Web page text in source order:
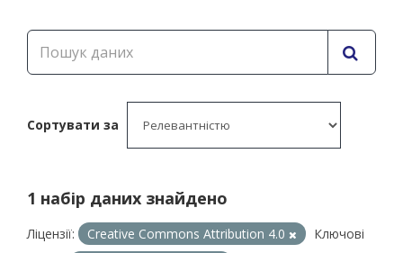
Сортувати за
1 набір даних знайдено
Ліцензії: Creative Commons Attribution 4.0
Ключові